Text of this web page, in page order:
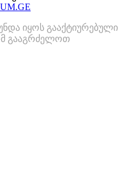
იყოს გააქტიურებული
გააგრძელოთ